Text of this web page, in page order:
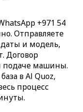
+971 54
Отправляете
и модель,
Договор
подаче машины.
в Al Quoz,
процесс